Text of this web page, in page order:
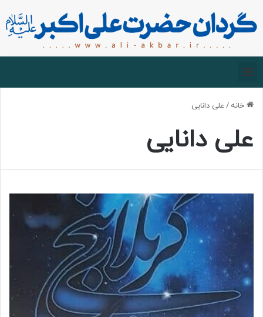
خانه / علی دانایی
علی دانایی